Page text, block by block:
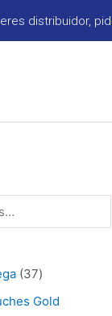
distribuidor,
37
Gold